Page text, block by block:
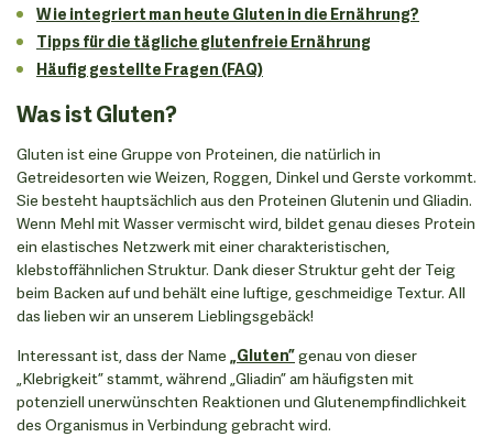
Wie integriert man heute Gluten in die Ernährung?
Tipps für die tägliche glutenfreie Ernährung
Häufig gestellte Fragen (FAQ)
Was ist Gluten?
Gluten ist eine Gruppe von Proteinen, die natürlich in
Getreidesorten wie Weizen, Roggen, Dinkel und Gerste vorkommt.
Sie besteht hauptsächlich aus den Proteinen Glutenin und Gliadin.
Wenn Mehl mit Wasser vermischt wird, bildet genau dieses Protein
ein elastisches Netzwerk mit einer charakteristischen,
klebstoffähnlichen Struktur. Dank dieser Struktur geht der Teig
beim Backen auf und behält eine luftige, geschmeidige Textur. All
das lieben wir an unserem Lieblingsgebäck!
Interessant ist, dass der Name „Gluten”genau von dieser
„Klebrigkeit” stammt, während „Gliadin” am häufigsten mit
potenziell unerwünschten Reaktionen und Glutenempfindlichkeit
des Organismus in Verbindung gebracht wird.